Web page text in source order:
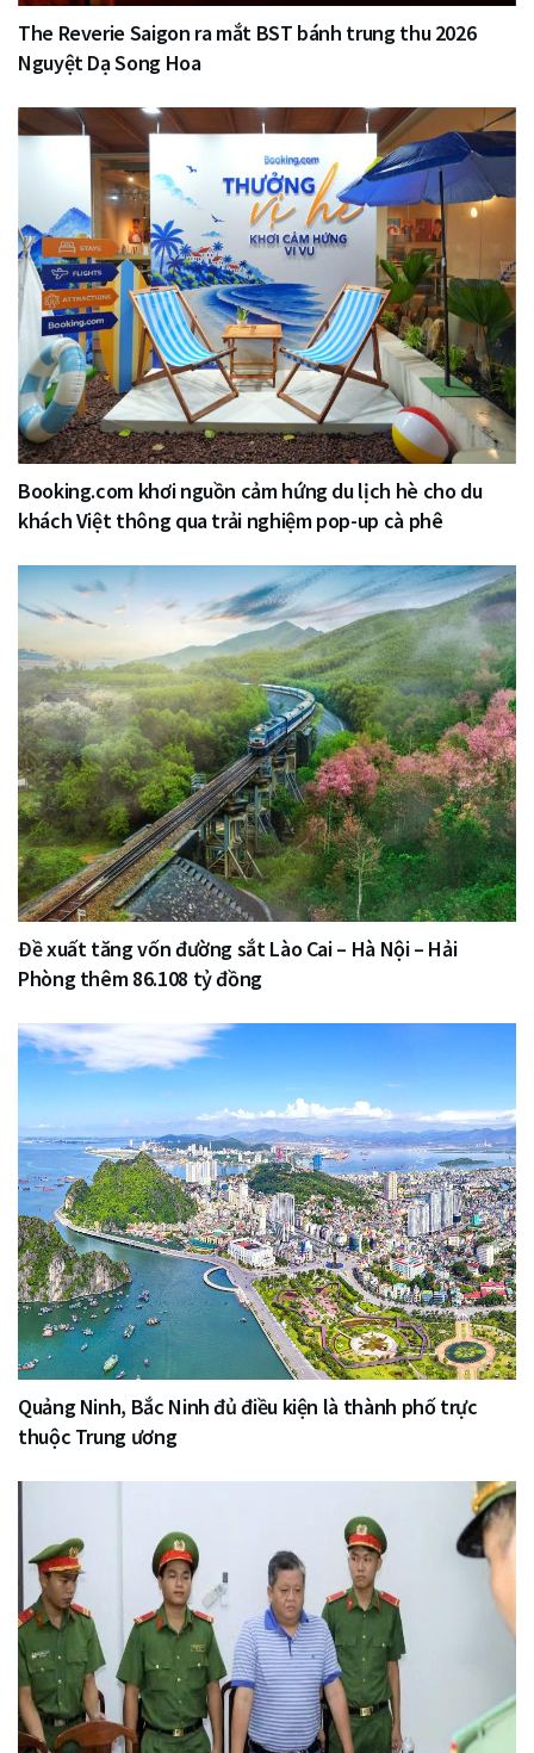
The Reverie Saigon ra mắt BST bánh trung thu 2026
Nguyệt Dạ Song Hoa
Booking.com khơi nguồn cảm hứng du lịch hè cho du
khách Việt thông qua trải nghiệm pop-up cà phê
Đề xuất tăng vốn đường sắt Lào Cai – Hà Nội – Hải
Phòng thêm 86.108 tỷ đồng
Quảng Ninh, Bắc Ninh đủ điều kiện là thành phố trực
thuộc Trung ương